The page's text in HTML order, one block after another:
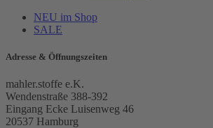
NEU im Shop
SALE
Adresse & Öffnungszeiten
mahler.stoffe e.K.
Wendenstraße 388-392
Eingang Ecke Luisenweg 46
20537 Hamburg